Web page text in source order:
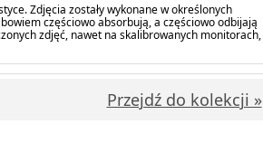
Zdjęcia zostały wykonane w określonych
częściowo absorbują, a częściowo odbijają
zdjęć, nawet na skalibrowanych monitorach,
Przejdź do kolekcji »